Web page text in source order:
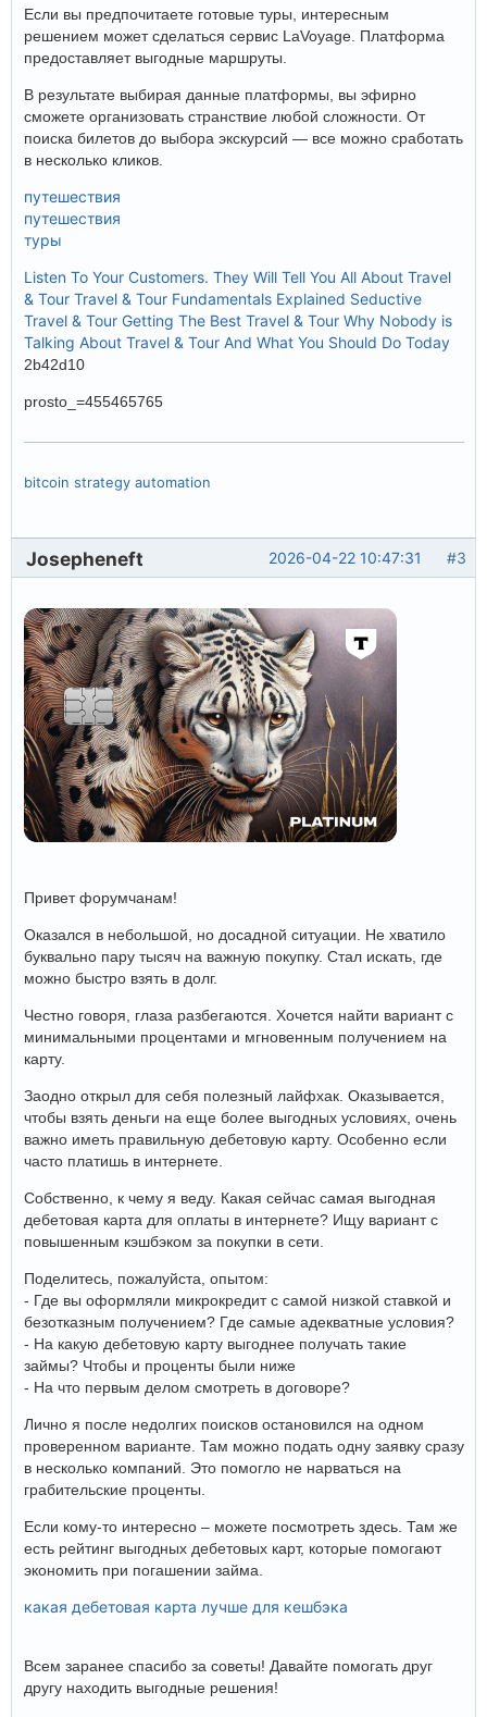
Если вы предпочитаете готовые туры, интересным
решением может сделаться сервис LaVoyage. Платформа
предоставляет выгодные маршруты.
В результате выбирая данные платформы, вы эфирно
сможете организовать странствие любой сложности. От
поиска билетов до выбора экскурсий — все можно сработать
в несколько кликов.
путешествия
путешествия
туры
Listen To Your Customers. They Will Tell You All About Travel
& Tour Travel & Tour Fundamentals Explained Seductive
Travel & Tour Getting The Best Travel & Tour Why Nobody is
Talking About Travel & Tour And What You Should Do Today
2b42d10
prosto_=455465765
bitcoin strategy automation
#3
2026-04-22 10:47:31
Josepheneft
Привет форумчанам!
Оказался в небольшой, но досадной ситуации. Не хватило
буквально пару тысяч на важную покупку. Стал искать, где
можно быстро взять в долг.
Честно говоря, глаза разбегаются. Хочется найти вариант с
минимальными процентами и мгновенным получением на
карту.
Заодно открыл для себя полезный лайфхак. Оказывается,
чтобы взять деньги на еще более выгодных условиях, очень
важно иметь правильную дебетовую карту. Особенно если
часто платишь в интернете.
Собственно, к чему я веду. Какая сейчас самая выгодная
дебетовая карта для оплаты в интернете? Ищу вариант с
повышенным кэшбэком за покупки в сети.
Поделитесь, пожалуйста, опытом:
- Где вы оформляли микрокредит с самой низкой ставкой и
безотказным получением? Где самые адекватные условия?
- На какую дебетовую карту выгоднее получать такие
займы? Чтобы и проценты были ниже
- На что первым делом смотреть в договоре?
Лично я после недолгих поисков остановился на одном
проверенном варианте. Там можно подать одну заявку сразу
в несколько компаний. Это помогло не нарваться на
грабительские проценты.
Если кому-то интересно – можете посмотреть здесь. Там же
есть рейтинг выгодных дебетовых карт, которые помогают
экономить при погашении займа.
какая дебетовая карта лучше для кешбэка
Всем заранее спасибо за советы! Давайте помогать друг
другу находить выгодные решения!